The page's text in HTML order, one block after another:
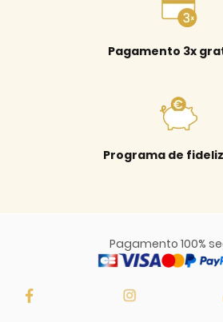
Pagamento 3x
Programa de
Pagamento 100%